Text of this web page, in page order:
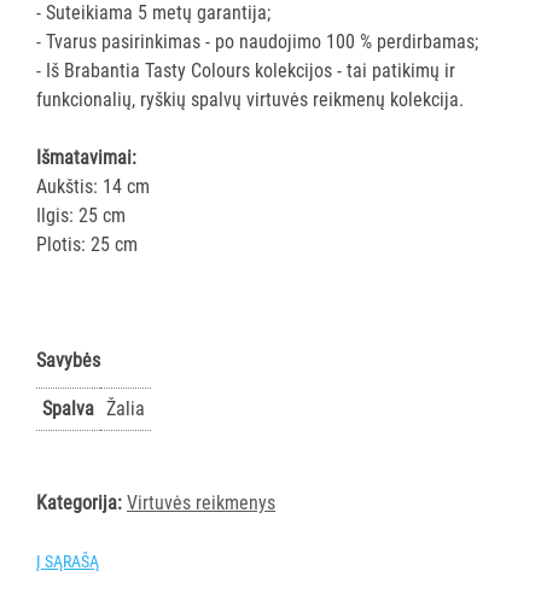
KOSMETIKA
IR
AKSESUARAI
VIEŠBUČIAMS
ĮRANGA
MAISTO
PRAMONEI
GAMINIAI
LAIKIKLIAI
DOZATORIAI
BRITA
- Suteikiama 5 metų garantija;
- Tvarus pasirinkimas - po naudojimo 100 % perdirbamas;
- Iš Brabantia Tasty Colours kolekcijos - tai patikimų ir
funkcionalių, ryškių spalvų virtuvės reikmenų kolekcija.
Išmatavimai:
Aukštis: 14 cm
Ilgis: 25 cm
Plotis: 25 cm
Savybės
Spalva Žalia
Kategorija: Virtuvės reikmenys
Į SĄRAŠĄ